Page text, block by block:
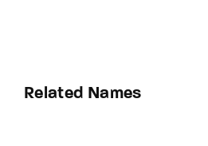
Related Names